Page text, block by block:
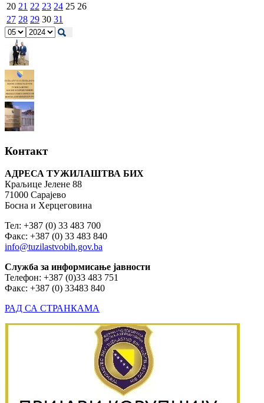
20 21 22 23 24 25 26
27 28 29 30 31
Контакт
АДРЕСА ТУЖИЛАШТВА БИХ
Краљице Јелене 88
71000 Сарајево
Босна и Херцеговина
Тел: +387 (0) 33 483 700
Факс: +387 (0) 33 483 840
info@tuzilastvobih.gov.ba
Служба за информисање јавности
Телефон: +387 (0)33 483 751
Факс: +387 (0) 33483 840
РАД СА СТРАНКАМА